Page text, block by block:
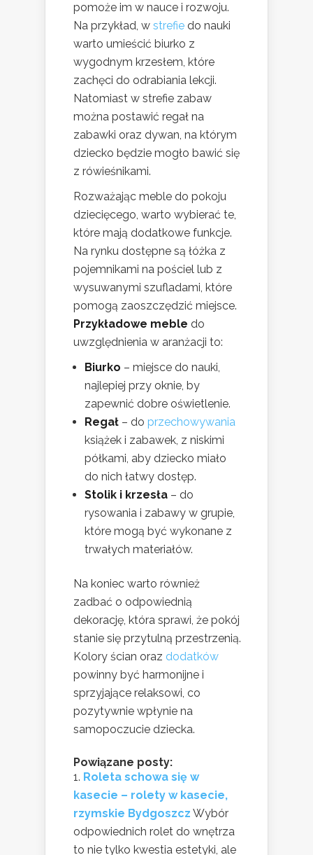
pomoże im w nauce i rozwoju.
Na przykład, w strefie do nauki
warto umieścić biurko z
wygodnym krzesłem, które
zachęci do odrabiania lekcji.
Natomiast w strefie zabaw
można postawić regał na
zabawki oraz dywan, na którym
dziecko będzie mogło bawić się
z rówieśnikami.
Rozważając meble do pokoju
dziecięcego, warto wybierać te,
które mają dodatkowe funkcje.
Na rynku dostępne są łóżka z
pojemnikami na pościel lub z
wysuwanymi szufladami, które
pomogą zaoszczędzić miejsce.
Przykładowe meble do
uwzględnienia w aranżacji to:
Biurko – miejsce do nauki,
najlepiej przy oknie, by
zapewnić dobre oświetlenie.
Regał – do przechowywania
książek i zabawek, z niskimi
półkami, aby dziecko miało
do nich łatwy dostęp.
Stolik i krzesła – do
rysowania i zabawy w grupie,
które mogą być wykonane z
trwałych materiałów.
Na koniec warto również
zadbać o odpowiednią
dekorację, która sprawi, że pokój
stanie się przytulną przestrzenią.
Kolory ścian oraz dodatków
powinny być harmonijne i
sprzyjające relaksowi, co
pozytywnie wpłynie na
samopoczucie dziecka.
Powiązane posty:
Roleta schowa się w
kasecie – rolety w kasecie,
rzymskie Bydgoszcz Wybór
odpowiednich rolet do wnętrza
to nie tylko kwestia estetyki, ale